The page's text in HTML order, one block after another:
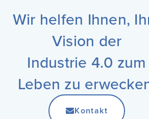
Wir helfen Ihnen,
Vision der
Industrie 4.0 zum
Leben zu
Kontakt